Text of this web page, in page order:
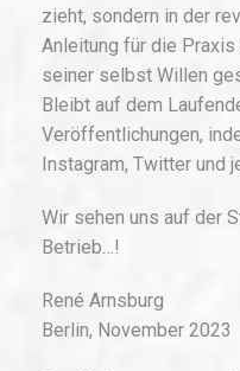
zieht, sondern in der
Anleitung für die
seiner selbst Willen
Bleibt auf dem
Veröffentlichungen,
Instagram, Twitter und
Wir sehen uns auf der
Betrieb…!
René Arnsburg
Berlin, November 2023